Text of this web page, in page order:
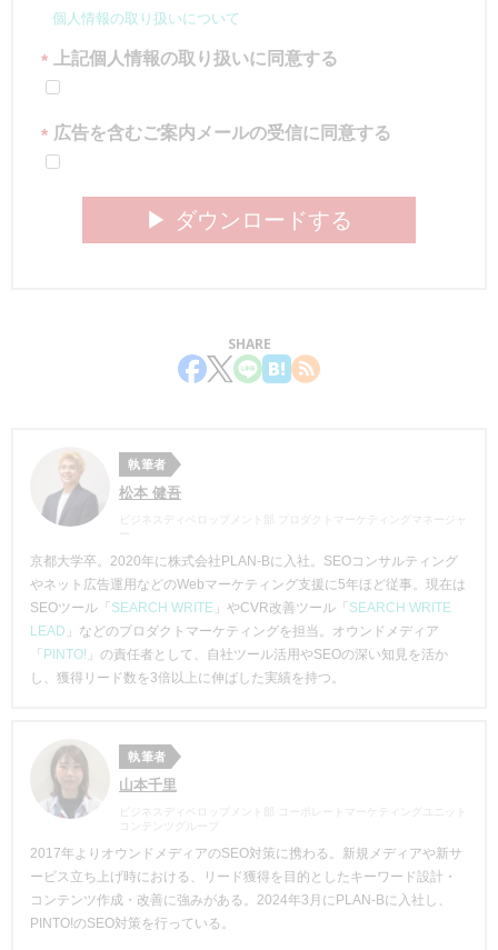
個人情報の取り扱いについて
* 上記個人情報の取り扱いに同意する
* 広告を含むご案内メールの受信に同意する
▶︎ ダウンロードする
SHARE
執筆者
松本 健吾
ビジネスディベロップメント部 プロダクトマーケティングマネージャ
京都大学卒。2020年に株式会社PLAN-Bに入社。SEOコンサルティング
やネット広告運用などのWebマーケティング支援に5年ほど従事。現在は
SEOツール「 SEARCH WRITE 」やCVR改善ツール「 SEARCH WRITE
LEAD 」などのプロダクトマーケティングを担当。オウンドメディア
「 PINTO! 」の責任者として、自社ツール活用やSEOの深い知見を活か
し、獲得リード数を3倍以上に伸ばした実績を持つ。
執筆者
山本千里
ビジネスディベロップメント部 コーポレートマーケティングユニット
コンテンツグループ
2017年よりオウンドメディアのSEO対策に携わる。新規メディアや新サ
ービス立ち上げ時における、リード獲得を目的としたキーワード設計・
コンテンツ作成・改善に強みがある 。 2024年3月にPLAN-Bに入社し、
PINTO!のSEO対策を行っている。